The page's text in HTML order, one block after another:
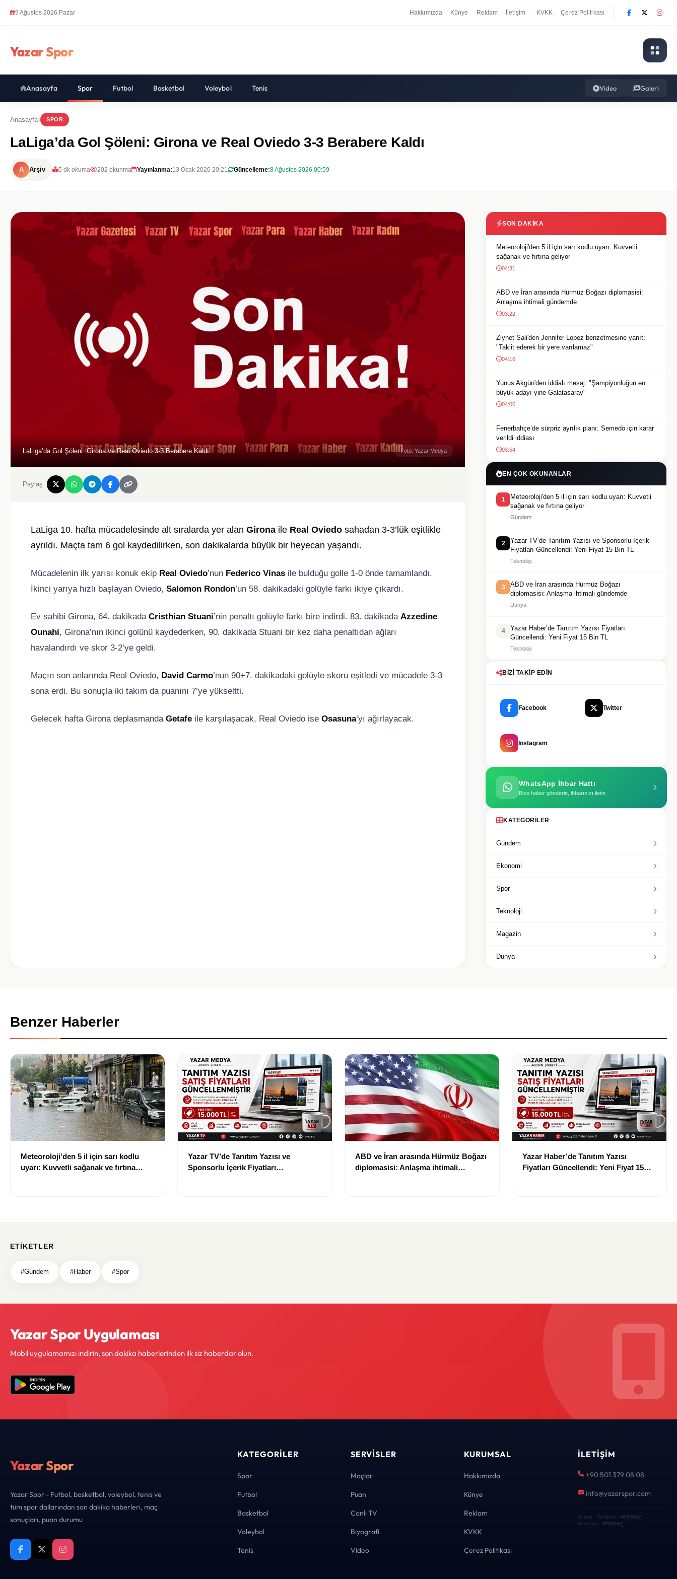
9 Ağustos 2026 Pazar Hakkımızda Künye Reklam İletişim KVKK Çerez Politikası
Yazar Spor
Anasayfa Spor Futbol Basketbol Voleybol Tenis Video Galeri
Anasayfa SPOR
LaLiga’da Gol Şöleni: Girona ve Real Oviedo 3-3 Berabere Kaldı
A Arşiv 5 dk okuma 202 okunma Yayınlanma:13 Ocak 2026 20:21 Güncelleme:8 Ağustos 2026 00:59
LaLiga’da Gol Şöleni: Girona ve Real Oviedo 3-3 Berabere Kaldı Foto: Yazar Medya
Paylaş
LaLiga 10. hafta mücadelesinde alt sıralarda yer alan Girona ile Real Oviedo sahadan 3-3’lük eşitlikle
ayrıldı. Maçta tam 6 gol kaydedilirken, son dakikalarda büyük bir heyecan yaşandı.
Mücadelenin ilk yarısı konuk ekip Real Oviedo’nun Federico Vinas ile bulduğu golle 1-0 önde tamamlandı.
İkinci yarıya hızlı başlayan Oviedo, Salomon Rondon’un 58. dakikadaki golüyle farkı ikiye çıkardı.
Ev sahibi Girona, 64. dakikada Cristhian Stuani’nin penaltı golüyle farkı bire indirdi. 83. dakikada Azzedine
Ounahi, Girona’nın ikinci golünü kaydederken, 90. dakikada Stuani bir kez daha penaltıdan ağları
havalandırdı ve skor 3-2’ye geldi.
Maçın son anlarında Real Oviedo, David Carmo’nun 90+7. dakikadaki golüyle skoru eşitledi ve mücadele 3-3
sona erdi. Bu sonuçla iki takım da puanını 7’ye yükseltti.
Gelecek hafta Girona deplasmanda Getafe ile karşılaşacak, Real Oviedo ise Osasuna’yı ağırlayacak.
SON DAKIKA
Meteoroloji'den 5 il için sarı kodlu uyarı: Kuvvetli
sağanak ve fırtına geliyor
04:31
ABD ve İran arasında Hürmüz Boğazı diplomasisi:
Anlaşma ihtimali gündemde
03:22
Ziynet Sali'den Jennifer Lopez benzetmesine yanıt:
"Taklit ederek bir yere varılamaz"
04:16
Yunus Akgün'den iddialı mesaj: "Şampiyonluğun en
büyük adayı yine Galatasaray"
04:06
Fenerbahçe’de sürpriz ayrılık planı: Semedo için karar
verildi iddiası
03:54
EN ÇOK OKUNANLAR
1
Meteoroloji'den 5 il için sarı kodlu uyarı: Kuvvetli
sağanak ve fırtına geliyor
Gündem
2
Yazar TV’de Tanıtım Yazısı ve Sponsorlu İçerik
Fiyatları Güncellendi: Yeni Fiyat 15 Bin TL
Teknoloji
3
ABD ve İran arasında Hürmüz Boğazı
diplomasisi: Anlaşma ihtimali gündemde
Dünya
4
Yazar Haber’de Tanıtım Yazısı Fiyatları
Güncellendi: Yeni Fiyat 15 Bin TL
Teknoloji
BIZI TAKIP EDIN
Facebook Twitter
Instagram
WhatsApp İhbar Hattı
Bize haber gönderin, ihbarınızı iletin
KATEGORILER
Gundem
Ekonomi
Spor
Teknoloji
Magazin
Dunya
Benzer Haberler
Meteoroloji'den 5 il için sarı kodlu
uyarı: Kuvvetli sağanak ve fırtına
Yazar TV’de Tanıtım Yazısı ve
Sponsorlu İçerik Fiyatları
ABD ve İran arasında Hürmüz Boğazı
diplomasisi: Anlaşma ihtimali
Yazar Haber’de Tanıtım Yazısı
Fiyatları Güncellendi: Yeni Fiyat 15
ETIKETLER
#Gundem #Haber #Spor
Yazar Spor Uygulaması
Mobil uygulamamızı indirin, son dakika haberlerinden ilk siz haberdar olun.
Yazar Spor
Yazar Spor - Futbol, basketbol, voleybol, tenis ve
tüm spor dallarından son dakika haberleri, maç
sonuçları, puan durumu
KATEGORILER
Spor
Futbol
Basketbol
Voleybol
Tenis
SERVISLER
Maçlar
Puan
Canlı TV
Biyografi
Video
KURUMSAL
Hakkımızda
Künye
Reklam
KVKK
Çerez Politikası
İLETIŞIM
+90 501 379 08 08
info@yazarspor.com
eNews · Geliştirici KEYDAL·
Developer KEYDAL